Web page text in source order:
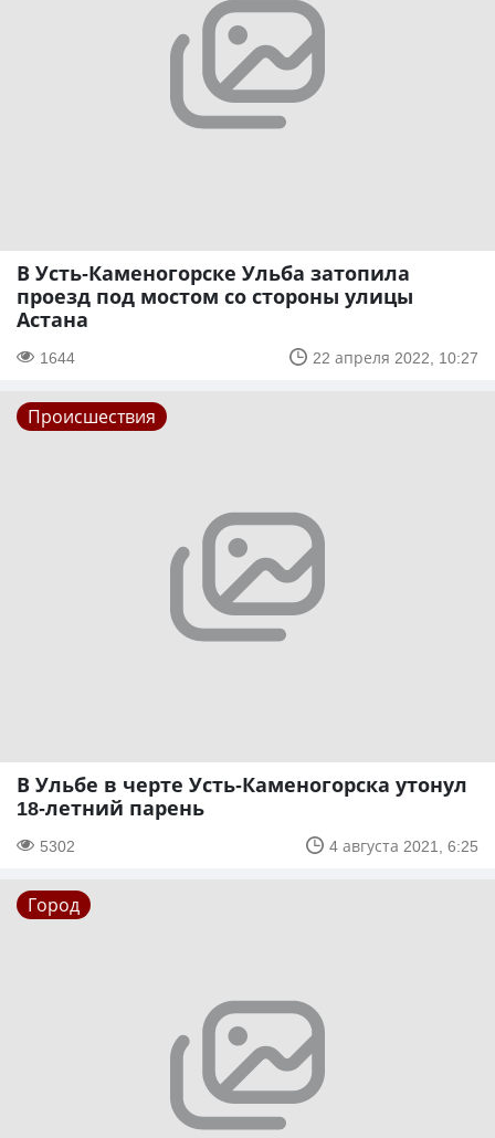
В Усть-Каменогорске Ульба затопила
проезд под мостом со стороны улицы
Астана
1644 22 апреля 2022, 10:27
Происшествия
В Ульбе в черте Усть-Каменогорска утонул
18-летний парень
5302 4 августа 2021, 6:25
Город